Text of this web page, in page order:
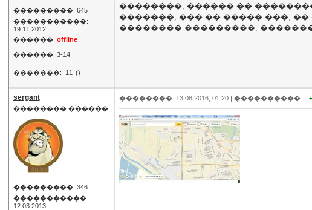
���������: 645
�����������:
19.11.2012
������: offline
������: 3-14
�������: 11 ()
��������, ������ ��
�������, ��� �� ����� ���,
�������� ���������,
sergant
�������� ������
���������: 346
�����������:
12.03.2013
��������: 13.08.2016, 01:20 | ����������: